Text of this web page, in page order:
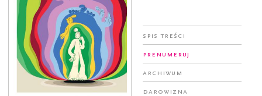
Spis treści
Prenumeruj
Archiwum
Darowizna